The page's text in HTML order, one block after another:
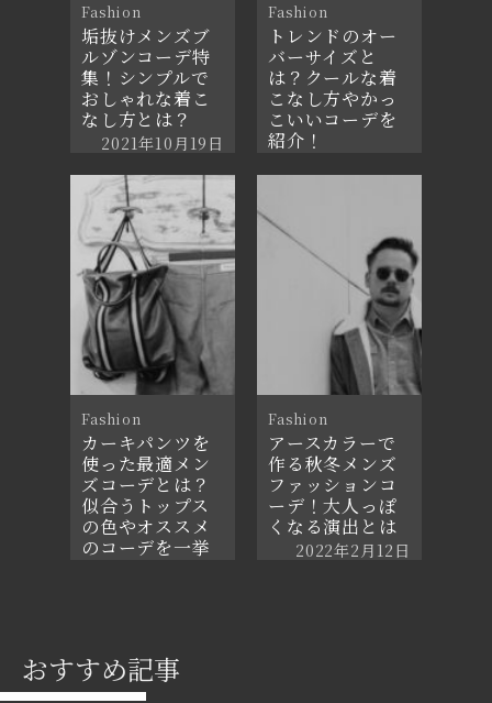
Fashion
垢抜けメンズブ
ルゾンコーデ特
集！シンプルで
おしゃれな着こ
なし方とは？
2021年10月19日
Fashion
トレンドのオー
バーサイズと
は？クールな着
こなし方やかっ
こいいコーデを
紹介！
Fashion
カーキパンツを
使った最適メン
ズコーデとは？
似合うトップス
の色やオススメ
のコーデを一挙
Fashion
アースカラーで
作る秋冬メンズ
ファッションコ
ーデ！大人っぽ
くなる演出とは
2022年2月12日
おすすめ記事